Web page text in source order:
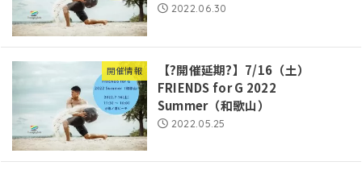
2022.06.30
開催情報
【?開催延期?】7/16（土）
FRIENDS for G 2022
Summer（和歌山）
2022.05.25